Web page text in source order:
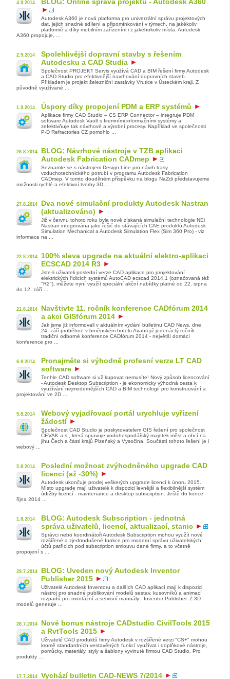
4.9.2014
Autodesk A360 je nová platforma pro univerzální správu projektových
dat, jejich snadné sdílení a připomínkování v týmech, na jakékoliv
platformě a díky mobilním zařízením i z jakéhokoliv místa. Autodesk
A360 propojuje, ...
2.9.2014
Spolehlivější dopravní stavby s řešením
Autodesku a CAD Studia
Společnost PROJEKT Servis využívá CAD a BIM řešení firmy Autodesk
a CAD Studio pro efektivnější navrhování dopravních staveb.
Příkladem je projekt železniční zastávky Vrutice v Ústeckém kraji. Z
původně využívané ...
1.9.2014 Úspory díky propojení PDM a ERP systémů
Aplikace firmy CAD Studio – CS ERP Connector – integruje PDM
software Autodesk Vault s firemními informačními systémy a
zefektivňuje tak návrhové a výrobní procesy. Například ve společnosti
P-D Refractories CZ pomohlo ...
28.8.2014
BLOG: Návrhové nástroje v TZB aplikaci
Autodesk Fabrication CADmep
Seznamte se s nástrojem Design Line pro návrh trasy
vzduchotechnického potrubí v programu Autodesk Fabrication
CADmep. V tomto doudílném příspěvku na blogu NaZdi představujeme
možnosti rychlé a efektivní tvorby 3D ...
27.8.2014
Dva nové simulační produkty Autodesk Nastran
(aktualizováno)
Již v červnu tohoto roku byla nově získaná simulační technologie NEi
Nastran integrována jako řešič do stávajících CAE produktů Autodesk
Simulation Mechanical a Autodesk Simulation Flex (Sim 360 Pro) - viz
informace na ...
22.8.2014
100% sleva upgrade na aktuální elektro-aplikaci
ECSCAD 2014 R3
Jste-li uživateli poslední verze CAD aplikace pro projektování
elektrických řídicích systémů AutoCAD ecscad 2014.1 (označovaná též
"R2"), můžete nyní využít speciální akční nabídky platné od 22. srpna
do 12. září ...
21.8.2014
Navštivte 11. ročník konference CADfórum 2014
a akci GISfórum 2014
Jak jsme již informovali v aktuálním vydání bulletinu CAD News, dne
24. září proběhne v brněnském hotelu Avanti již jedenáctý ročník
tradiční odborné konference CADfórum 2014 - největší domácí
konference pro ...
6.8.2014
Pronajměte si výhodně profesní verze LT CAD
software
Tenhle CAD software si už kupovat nemusíte! Nový způsob licencování
- Autodesk Desktop Subscription - je ekonomicky výhodná cesta k
využívání nejmodernějších CAD a BIM technologií pro konstruování a
projektování ve 2D ...
5.8.2014
Webový vyjadřovací portál urychluje vyřízení
žádostí
Společnost CAD Studio je poskytovatelem GIS řešení pro společnost
ČEVAK a.s., která spravuje vodohospodářský majetek měst a obcí na
jihu Čech a části krajů Plzeňský a Vysočina. Součástí tohoto řešení je i
webový ...
5.8.2014
Poslední možnost zvýhodněného upgrade CAD
licencí (až -30%)
Autodesk ukončuje prodej veškerých upgrade licencí k únoru 2015.
Místo upgrade mají uživatelé k dispozici levnější a flexibilnější systém
údržby licencí - maintenance a desktop subscription. Ještě do konce
října 2014 ...
1.8.2014
BLOG: Autodesk Subscription - jednotná
správa uživatelů, licencí, aktualizací, stanic
Správci nebo koordinátoři Autodesk Subscription mohou využít nové
rozšířené a zjednodušené funkce pro moderní správu uživatelských
účtů patřících pod subscription smlouvu dané firmy, a to včetně
propojení s ...
29.7.2014
BLOG: Uveden nový Autodesk Inventor
Publisher 2015
Uživatelé Autodesk Inventoru a dalších CAD aplikací mají k dispozici
nástroj pro snadné publikování modelů sestav, kusovníků a animací
rozpadů pro montážní a servisní manuály - Inventor Publisher. Z 3D
modelů generuje ...
28.7.2014
Nové bonus nástroje CADstudio CivilTools 2015
a RvtTools 2015
Uživatelé CAD produktů firmy Autodesk v rozšířené verzi "CS+" mohou
kromě standardních vestavěných funkcí využívat i doplňkové nástroje,
pomůcky, materiály, styly a šablony vyvinuté firmou CAD Studio. Pro
produkty ...
17.7.2014 Vychází bulletin CAD-NEWS 7/2014